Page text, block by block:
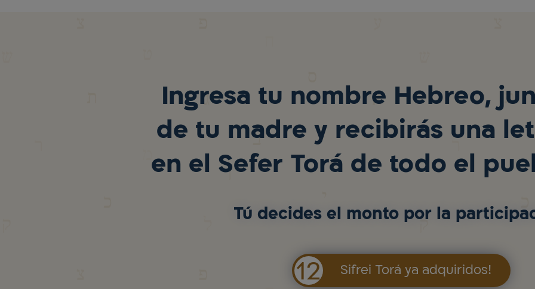
Ingresa tu nombre Hebreo,
de tu madre y recibirás una
en el Sefer Torá de todo el
Tú decides el monto por la
12 Sifrei Torá ya adquiridos!